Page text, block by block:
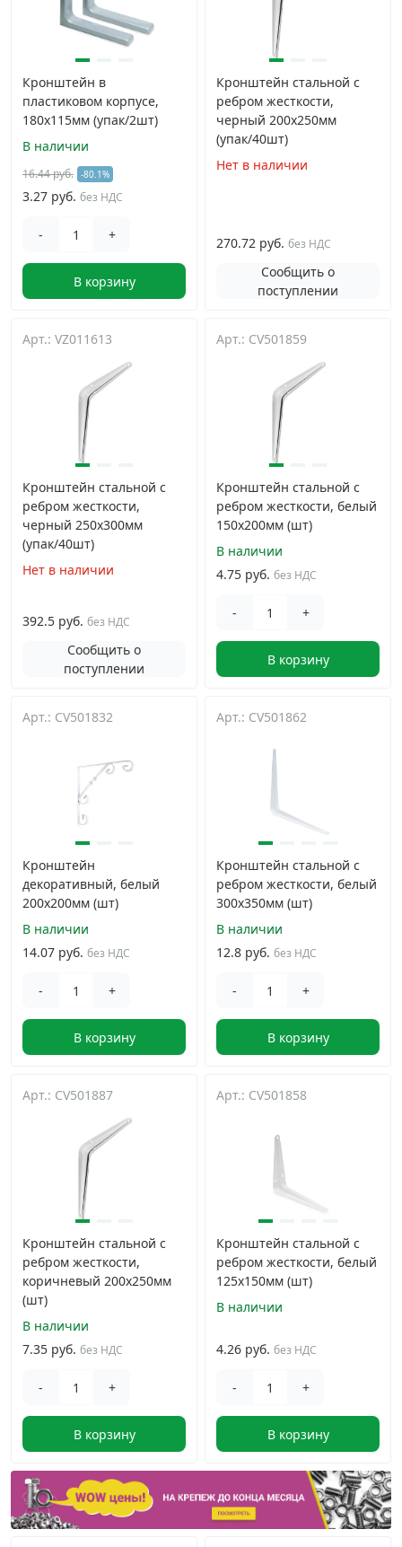
Кронштейн в
пластиковом корпусе,
180x115мм (упак/2шт)
В наличии
16.44 руб. -80.1%
3.27 руб. без НДС
- +
В корзину
Кронштейн стальной с
ребром жесткости,
черный 200x250мм
(упак/40шт)
Нет в наличии
270.72 руб. без НДС
Сообщить о
поступлении
Арт.: VZ011613
Кронштейн стальной с
ребром жесткости,
черный 250x300мм
(упак/40шт)
Нет в наличии
392.5 руб. без НДС
Сообщить о
поступлении
Арт.: CV501859
Кронштейн стальной с
ребром жесткости, белый
150x200мм (шт)
В наличии
4.75 руб. без НДС
- +
В корзину
Арт.: CV501832
Кронштейн
декоративный, белый
200x200мм (шт)
В наличии
14.07 руб. без НДС
- +
В корзину
Арт.: CV501862
Кронштейн стальной с
ребром жесткости, белый
300x350мм (шт)
В наличии
12.8 руб. без НДС
- +
В корзину
Арт.: CV501887
Кронштейн стальной с
ребром жесткости,
коричневый 200x250мм
(шт)
В наличии
7.35 руб. без НДС
- +
В корзину
Арт.: CV501858
Кронштейн стальной с
ребром жесткости, белый
125x150мм (шт)
В наличии
4.26 руб. без НДС
- +
В корзину